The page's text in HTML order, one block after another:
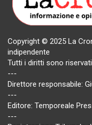
Copyright © 2025 La
indipendente
Tutti i diritti sono
---
Direttore responsabile:
---
Editore: Temporeale
---